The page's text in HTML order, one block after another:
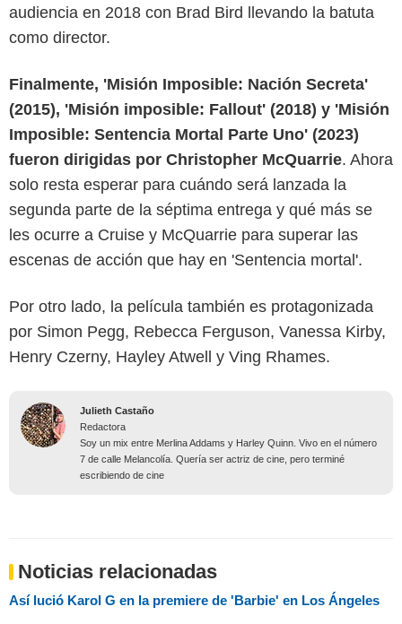
audiencia en 2018 con Brad Bird llevando la batuta
como director.
Finalmente, 'Misión Imposible: Nación Secreta'
(2015), 'Misión imposible: Fallout' (2018) y 'Misión
Imposible: Sentencia Mortal Parte Uno' (2023)
fueron dirigidas por Christopher McQuarrie. Ahora
solo resta esperar para cuándo será lanzada la
segunda parte de la séptima entrega y qué más se
les ocurre a Cruise y McQuarrie para superar las
escenas de acción que hay en 'Sentencia mortal'.
Por otro lado, la película también es protagonizada
por Simon Pegg, Rebecca Ferguson, Vanessa Kirby,
Henry Czerny, Hayley Atwell y Ving Rhames.
Julieth Castaño
Redactora
Soy un mix entre Merlina Addams y Harley Quinn. Vivo en el número
7 de calle Melancolía. Quería ser actriz de cine, pero terminé
escribiendo de cine
Noticias relacionadas
Así lució Karol G en la premiere de 'Barbie' en Los Ángeles